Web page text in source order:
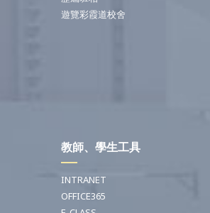
遊覽彩霞道校舍
教師、學生工具
INTRANET
OFFICE365